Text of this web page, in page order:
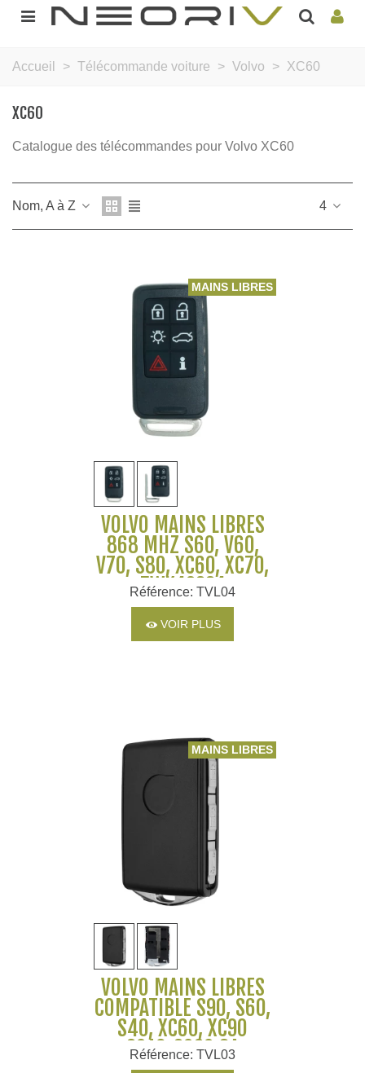
Accueil > Télécommande voiture > Volvo > XC60
XC60
Catalogue des télécommandes pour Volvo XC60
Nom, A à Z 4
MAINS LIBRES
VOLVO MAINS LIBRES
868 MHZ S60, V60,
V70, S80, XC60, XC70,
5WK49224
Référence: TVL04
VOIR PLUS
MAINS LIBRES
VOLVO MAINS LIBRES
COMPATIBLE S90, S60,
S40, XC60, XC90
2016-2020 8A
Référence: TVL03